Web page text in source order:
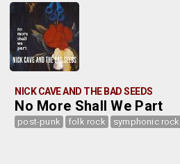
NICK CAVE AND THE BAD SEEDS
No More Shall We Part
post-punk folk rock symphonic rock